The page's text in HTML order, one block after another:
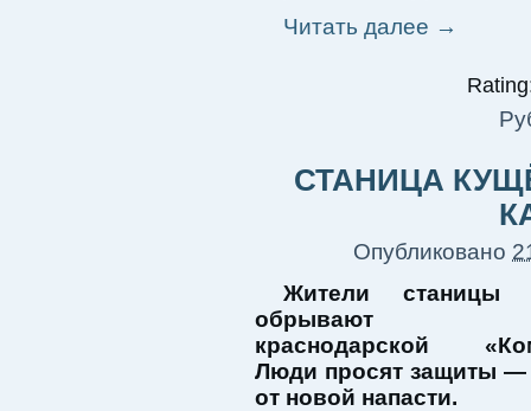
Читать далее →
СТАНИЦА
Опубликовано
Жители станицы
обрывают
краснодарской
Люди просят защиты —
от новой напасти.